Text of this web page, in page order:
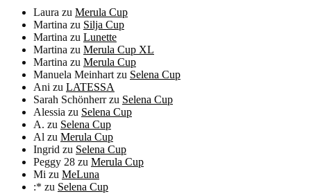
Laura zu Merula Cup
Martina zu Silja Cup
Martina zu Lunette
Martina zu Merula Cup XL
Martina zu Merula Cup
Manuela Meinhart zu Selena Cup
Ani zu LATESSA
Sarah Schönherrzu Selena Cup
Alessia zu Selena Cup
A. zu Selena Cup
Al zu Merula Cup
Ingrid zu Selena Cup
Peggy 28 zu Merula Cup
Mi zu MeLuna
:* zu Selena Cup